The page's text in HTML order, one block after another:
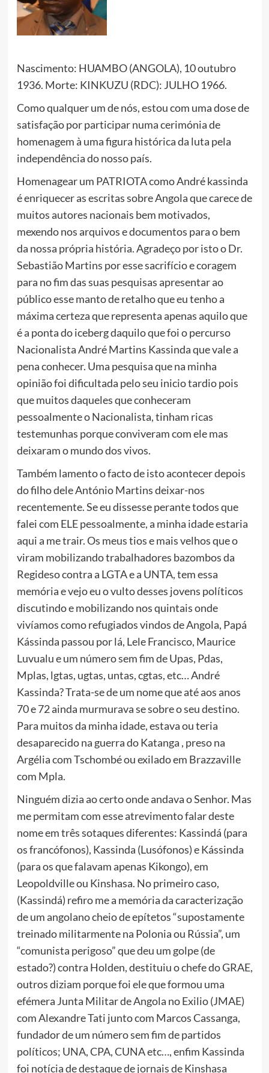
Nascimento: HUAMBO (ANGOLA), 10 outubro
1936. Morte: KINKUZU (RDC): JULHO 1966.
Como qualquer um de nós, estou com uma dose de
satisfação por participar numa cerimónia de
homenagem à uma figura histórica da luta pela
independência do nosso país.
Homenagear um PATRIOTA como André kassinda
é enriquecer as escritas sobre Angola que carece de
muitos autores nacionais bem motivados,
mexendo nos arquivos e documentos para o bem
da nossa própria história. Agradeço por isto o Dr.
Sebastião Martins por esse sacrifício e coragem
para no fim das suas pesquisas apresentar ao
público esse manto de retalho que eu tenho a
máxima certeza que representa apenas aquilo que
é a ponta do iceberg daquilo que foi o percurso
Nacionalista André Martins Kassinda que vale a
pena conhecer. Uma pesquisa que na minha
opinião foi dificultada pelo seu inicio tardio pois
que muitos daqueles que conheceram
pessoalmente o Nacionalista, tinham ricas
testemunhas porque conviveram com ele mas
deixaram o mundo dos vivos.
Também lamento o facto de isto acontecer depois
do filho dele António Martins deixar-nos
recentemente. Se eu dissesse perante todos que
falei com ELE pessoalmente, a minha idade estaria
aqui a me trair. Os meus tios e mais velhos que o
viram mobilizando trabalhadores bazombos da
Regideso contra a LGTA e a UNTA, tem essa
memória e vejo eu o vulto desses jovens políticos
discutindo e mobilizando nos quintais onde
vivíamos como refugiados vindos de Angola, Papá
Kássinda passou por lá, Lele Francisco, Maurice
Luvualu e um número sem fim de Upas, Pdas,
Mplas, lgtas, ugtas, untas, cgtas, etc… André
Kassinda? Trata-se de um nome que até aos anos
70 e 72 ainda murmurava se sobre o seu destino.
Para muitos da minha idade, estava ou teria
desaparecido na guerra do Katanga , preso na
Argélia com Tschombé ou exilado em Brazzaville
com Mpla.
Ninguém dizia ao certo onde andava o Senhor. Mas
me permitam com esse atrevimento falar deste
nome em três sotaques diferentes: Kassindá (para
os francófonos), Kassinda (Lusófonos) e Kássinda
(para os que falavam apenas Kikongo), em
Leopoldville ou Kinshasa. No primeiro caso,
(Kassindá) refiro me a memória da caracterização
de um angolano cheio de epítetos “supostamente
treinado militarmente na Polonia ou Rússia”, um
“comunista perigoso” que deu um golpe (de
estado?) contra Holden, destituiu o chefe do GRAE,
outros diziam porque foi ele que formou uma
efémera Junta Militar de Angola no Exilio (JMAE)
com Alexandre Tati junto com Marcos Cassanga,
fundador de um número sem fim de partidos
políticos; UNA, CPA, CUNA etc…, enfim Kassinda
foi notícia de destaque de jornais de Kinshasa